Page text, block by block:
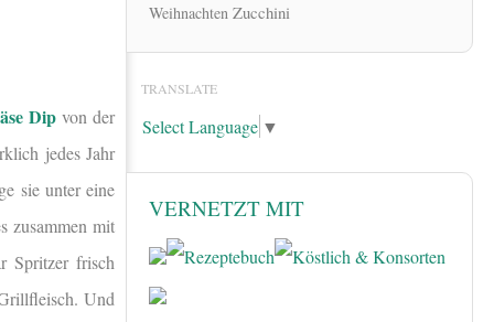
Dip von der
jedes Jahr
sie unter eine
zusammen mit
Spritzer frisch
Und
Weihnachten Zucchini
TRANSLATE
Select Language ▼
VERNETZT MIT